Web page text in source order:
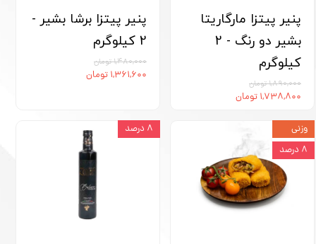
پنیر پیتزا مارگاریتا
بشیر دو رنگ - 2
کیلوگرم
۱,۸۹۰,۰۰۰ تومان
۱,۷۳۸,۸۰۰ تومان
پنیر پیتزا برشا بشیر -
2 کیلوگرم
۱,۴۸۰,۰۰۰ تومان
۱,۳۶۱,۶۰۰ تومان
وزنی
۸ درصد
۸ درصد